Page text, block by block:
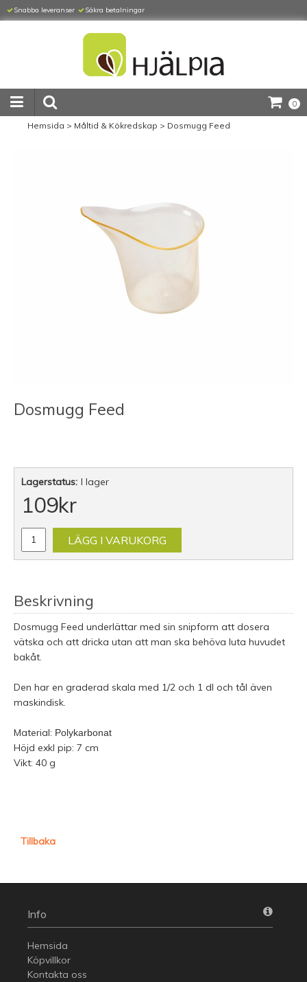
Snabba leveranser Säkra betalningar
0
Hemsida > Måltid & Kökredskap > Dosmugg Feed
Dosmugg Feed
Lagerstatus: I lager
109kr
LÄGG I VARUKORG
Beskrivning
Dosmugg Feed underlättar med sin snipform att dosera
vätska och att dricka utan att man ska behöva luta huvudet
bakåt.
Den har en graderad skala med 1/2 och 1 dl och tål även
maskindisk.
Material: Polykarbonat
Höjd exkl pip: 7 cm
Vikt: 40 g
Tillbaka
Info
Hemsida
Köpvillkor
Kontakta oss